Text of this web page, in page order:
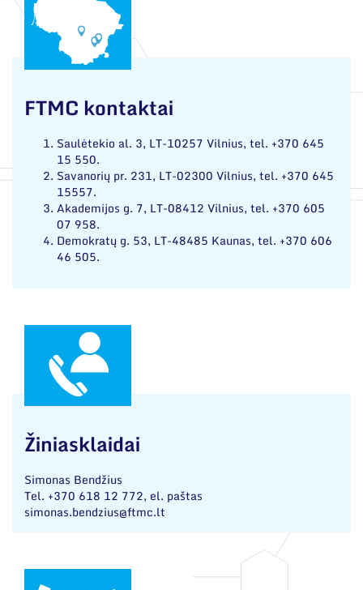
organizacijose bei asociacijose
FTMC kontaktai
Saulėtekio al. 3, LT-10257 Vilnius, tel. +370 645
15 550.
Savanorių pr. 231, LT-02300 Vilnius, tel. +370 645
15557.
Akademijos g. 7, LT-08412 Vilnius, tel. +370 605
07 958.
Demokratų g. 53, LT-48485 Kaunas, tel. +370 606
46 505.
Žiniasklaidai
Simonas Bendžius
Tel. +370 618 12 772, el. paštas
simonas.bendzius@ftmc.lt